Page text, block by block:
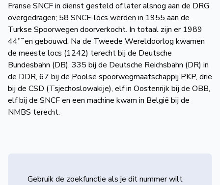
Franse SNCF in dienst gesteld of later alsnog aan de DRG
overgedragen; 58 SNCF-locs werden in 1955 aan de
Turkse Spoorwegen doorverkocht. In totaal zijn er 1989
44”˜en gebouwd. Na de Tweede Wereldoorlog kwamen
de meeste locs (1242) terecht bij de Deutsche
Bundesbahn (DB), 335 bij de Deutsche Reichsbahn (DR) in
de DDR, 67 bij de Poolse spoorwegmaatschappij PKP, drie
bij de CSD (Tsjechoslowakije), elf in Oostenrijk bij de OBB,
elf bij de SNCF en een machine kwam in België bij de
NMBS terecht.
Gebruik de zoekfunctie als je dit nummer wilt